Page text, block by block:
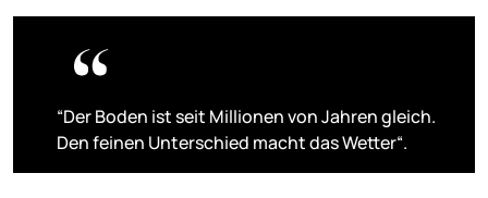
“Der Boden ist seit Millionen von Jahren gleich.
Den feinen Unterschied macht das Wetter“.